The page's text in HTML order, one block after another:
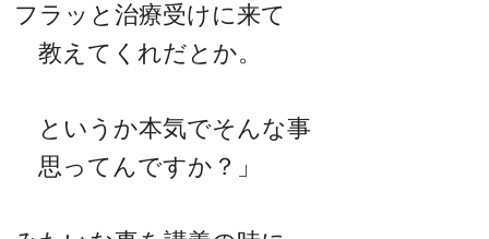
フラッと治療受けに来て
教えてくれだとか。
というか本気でそんな事
思ってんですか？」